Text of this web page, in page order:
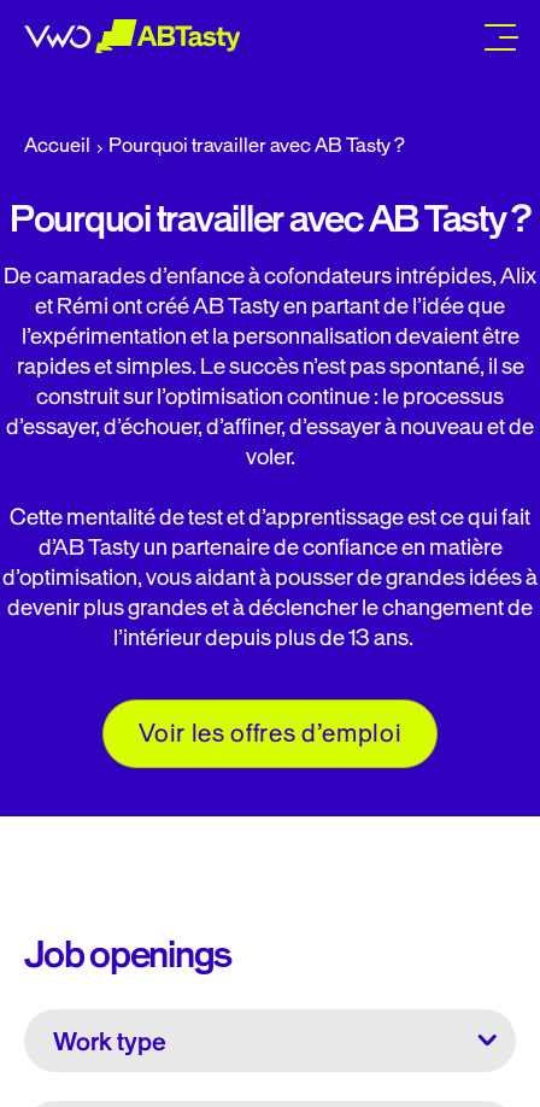
Accueil Pourquoi travailler avec AB Tasty ?
Pourquoi travailler avec AB Tasty ?
De camarades d’enfance à cofondateurs intrépides, Alix
et Rémi ont créé AB Tasty en partant de l’idée que
l’expérimentation et la personnalisation devaient être
rapides et simples. Le succès n’est pas spontané, il se
construit sur l’optimisation continue : le processus
d’essayer, d’échouer, d’affiner, d’essayer à nouveau et de
voler.
Cette mentalité de test et d’apprentissage est ce qui fait
d’AB Tasty un partenaire de confiance en matière
d’optimisation, vous aidant à pousser de grandes idées à
devenir plus grandes et à déclencher le changement de
l’intérieur depuis plus de 13 ans.
Voir les offres d’emploi
Job openings